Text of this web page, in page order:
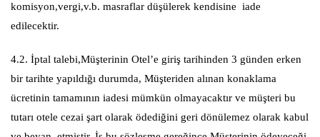
komisyon,vergi,v.b. masraflar düşülerek kendisine iade
edilecektir.
4.2. İptal talebi,Müşterinin Otel’e giriş tarihinden 3 günden erken
bir tarihte yapıldığı durumda, Müşteriden alınan konaklama
ücretinin tamamının iadesi mümkün olmayacaktır ve müşteri bu
tutarı otele cezai şart olarak ödediğini geri dönülemez olarak kabul